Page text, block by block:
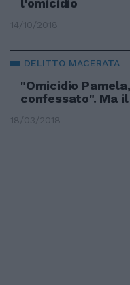
l'omicidio
14/10/2018
DELITTO MACERATA
"Omicidio
confessato". Ma
18/03/2018